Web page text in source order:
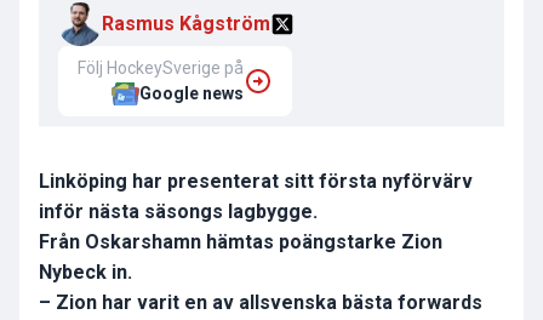
Rasmus Kågström
Följ HockeySverige på
Google news
Linköping har presenterat sitt första nyförvärv
inför nästa säsongs lagbygge.
Från Oskarshamn hämtas poängstarke Zion
Nybeck in.
– Zion har varit en av allsvenska bästa forwards